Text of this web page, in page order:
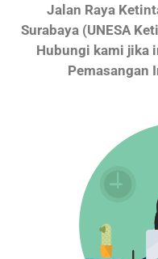
Jalan Raya
Surabaya (UNESA
Hubungi kami jika
Pemasangan